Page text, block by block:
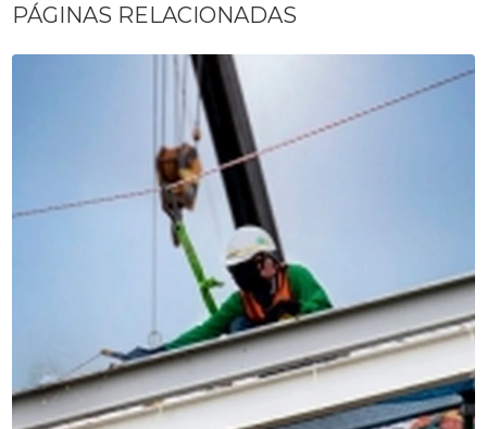
PÁGINAS RELACIONADAS